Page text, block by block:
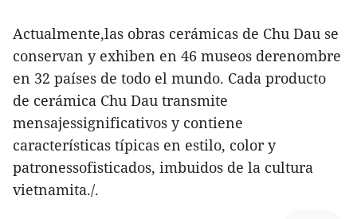
Actualmente,las obras cerámicas de Chu Dau se
conservan y exhiben en 46 museos derenombre
en 32 países de todo el mundo. Cada producto
de cerámica Chu Dau transmite
mensajessignificativos y contiene
características típicas en estilo, color y
patronessofisticados, imbuidos de la cultura
vietnamita./.